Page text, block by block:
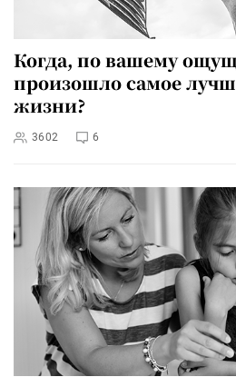
Когда, по вашему
произошло самое
жизни?
3602 6